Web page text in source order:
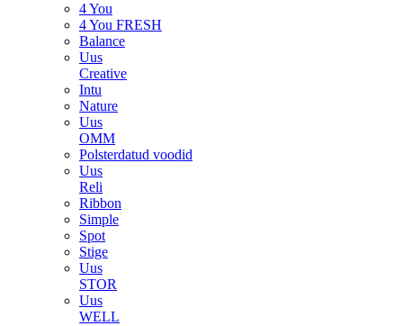
4 You
4 You FRESH
Balance
Uus
Creative
Intu
Nature
Uus
OMM
Polsterdatud voodid
Uus
Reli
Ribbon
Simple
Spot
Stige
Uus
STOR
Uus
WELL